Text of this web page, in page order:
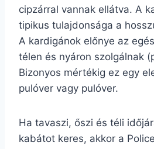
cipzárral vannak ellátva. A
tipikus tulajdonsága a
A kardigánok előnye az
télen és nyáron szolgálnak
Bizonyos mértékig ez egy
pulóver vagy pulóver.
Ha tavaszi, őszi és téli
kabátot keres, akkor a